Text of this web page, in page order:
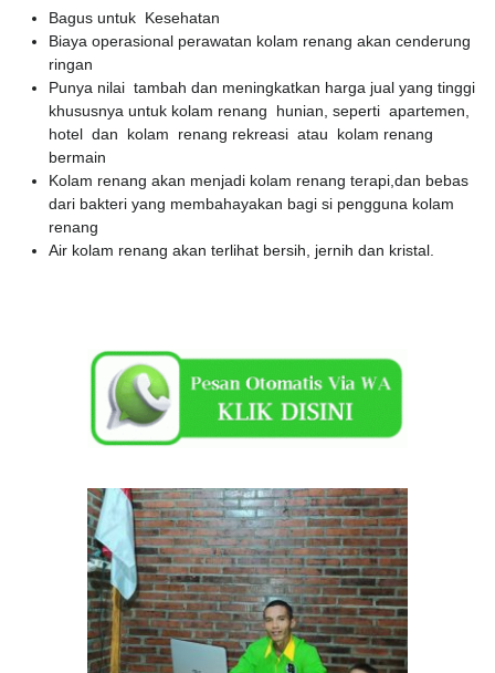
Bagus untuk Kesehatan
Biaya operasional perawatan kolam renang akan cenderung
ringan
Punya nilai tambah dan meningkatkan harga jual yang tinggi
khususnya untuk kolam renang hunian, seperti apartemen,
hotel dan kolam renang rekreasi atau kolam renang
bermain
Kolam renang akan menjadi kolam renang terapi,dan bebas
dari bakteri yang membahayakan bagi si pengguna kolam
renang
Air kolam renang akan terlihat bersih, jernih dan kristal.